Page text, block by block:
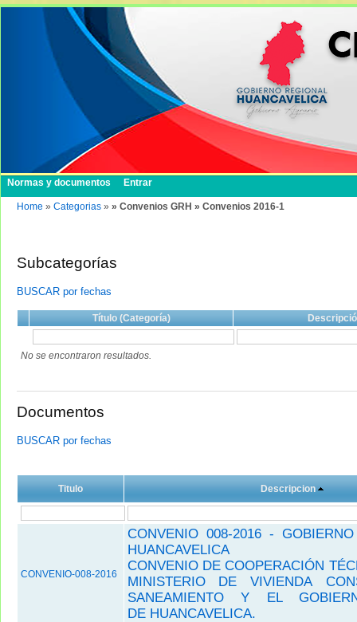
Normas y documentos Entrar
Home » Categorias » » Convenios GRH » Convenios 2016-1
Subcategorías
BUSCAR por fechas
Título (Categoría)
No se encontraron resultados.
Documentos
BUSCAR por fechas
Titulo Descripcion
CONVENIO-008-2016
CONVENIO 008-2016 -
HUANCAVELICA
CONVENIO DE COOPERACIÓN
MINISTERIO DE VIVIENDA
SANEAMIENTO Y EL
DE HUANCAVELICA.